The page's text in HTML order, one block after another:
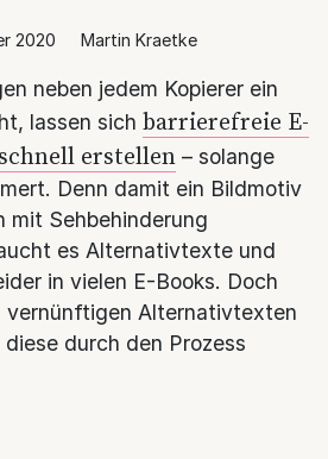
2020 Martin Kraetke
neben jedem Kopierer ein
lassen sichbarrierefreie E-
erstellen – solange
Denn damit ein Bildmotiv
mit Sehbehinderung
es Alternativtexte und
in vielen E-Books. Doch
vernünftigen Alternativtexten
durch den Prozess